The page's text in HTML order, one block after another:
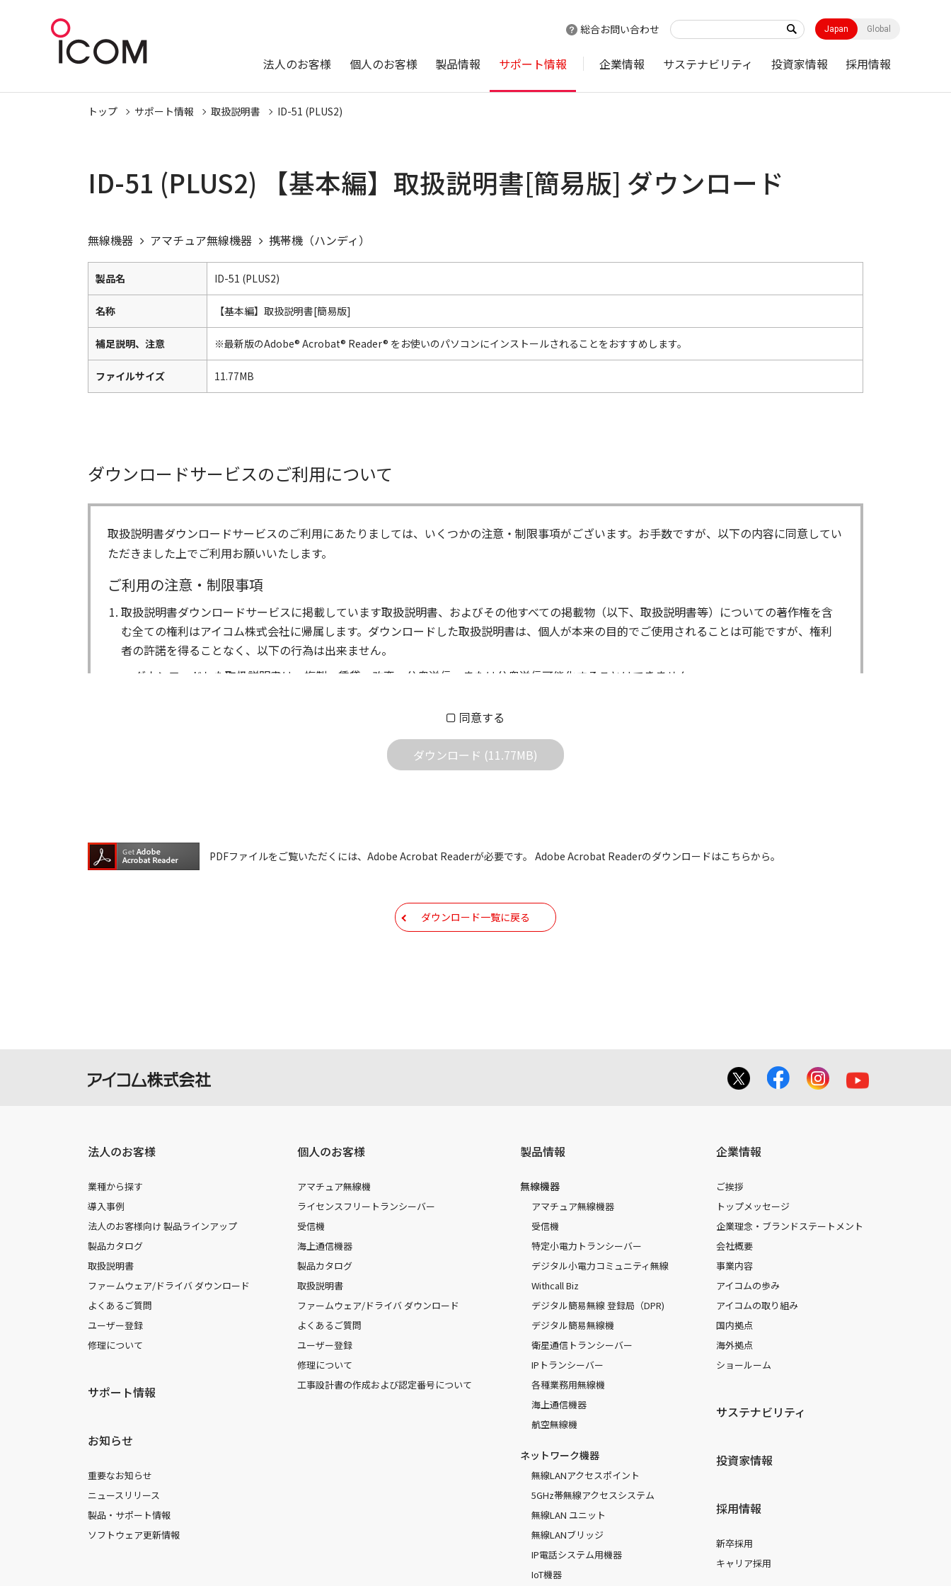
総合お問い合わせ Japan Global
法人のお客様 個人のお客様 製品情報 サポート情報 企業情報 サステナビリティ 投資家情報 採用情報
トップ サポート情報 取扱説明書 ID-51 (PLUS2)
ID-51 (PLUS2) 【基本編】取扱説明書[簡易版] ダウンロード
無線機器 アマチュア無線機器 携帯機（ハンディ）
製品名 ID-51 (PLUS2)
名称 【基本編】取扱説明書[簡易版]
補足説明、注意 ※最新版のAdobe® Acrobat® Reader® をお使いのパソコンにインストールされることをおすすめします。
ファイルサイズ 11.77MB
ダウンロードサービスのご利用について
取扱説明書ダウンロードサービスのご利用にあたりましては、いくつかの注意・制限事項がございます。お手数ですが、以下の内容に同意してい
ただきました上でご利用お願いいたします。
ご利用の注意・制限事項
取扱説明書ダウンロードサービスに掲載しています取扱説明書、およびその他すべての掲載物（以下、取扱説明書等）についての著作権を含
む全ての権利はアイコム株式会社に帰属します。ダウンロードした取扱説明書は、個人が本来の目的でご使用されることは可能ですが、権利
者の許諾を得ることなく、以下の行為は出来ません。
ダウンロードした取扱説明書は、複製、賃貸、改変、公衆送信、または公衆送信可能化することはできません。
ダウンロードした取扱説明書は、有償あるいは無償を問わず、営業活動に使用することは、いかなる場合であっても出来ません。
ダウンロードした取扱説明書等に使用されている写真、イラスト、データ等に付いての転用は一切出来ません。
掲載の取扱説明書等は、製品発売当時の内容になっております。内容において、法律、仕様、住所、電話番号などは、現在のものと異なるもの
が含まれている場合があります。ご利用の際は、最新情報を参考にしてください。
取扱説明書の内容は、製品の仕様変更などで予告なく変更される場合があります。本サイトに掲載されている取扱説明書の内容は、お手持ち
の機種に同梱されている取扱説明書や現時点で発売されている機種に同梱されている取扱説明書の内容とは異なる場合がございますのでご了
を負いません。
同意する
ダウンロード (11.77MB)
PDFファイルをご覧いただくには、Adobe Acrobat Readerが必要です。 Adobe Acrobat Readerのダウンロードはこちらから。
ダウンロード一覧に戻る
法人のお客様
業種から探す
導入事例
法人のお客様向け 製品ラインアップ
製品カタログ
取扱説明書
ファームウェア/ドライバ ダウンロード
よくあるご質問
ユーザー登録
修理について
サポート情報
お知らせ
重要なお知らせ
ニュースリリース
製品・サポート情報
ソフトウェア更新情報
個人のお客様
アマチュア無線機
ライセンスフリートランシーバー
受信機
海上通信機器
製品カタログ
取扱説明書
ファームウェア/ドライバ ダウンロード
よくあるご質問
ユーザー登録
修理について
工事設計書の作成および認定番号について
製品情報
無線機器
アマチュア無線機器
受信機
特定小電力トランシーバー
デジタル小電力コミュニティ無線
Withcall Biz
デジタル簡易無線 登録局（DPR)
デジタル簡易無線機
衛星通信トランシーバー
IPトランシーバー
各種業務用無線機
海上通信機器
航空無線機
ネットワーク機器
無線LANアクセスポイント
5GHz帯無線アクセスシステム
無線LAN ユニット
無線LANブリッジ
IP電話システム用機器
IoT機器
企業情報
ご挨拶
トップメッセージ
企業理念・ブランドステートメント
会社概要
事業内容
アイコムの歩み
アイコムの取り組み
国内拠点
海外拠点
ショールーム
サステナビリティ
投資家情報
採用情報
新卒採用
キャリア採用